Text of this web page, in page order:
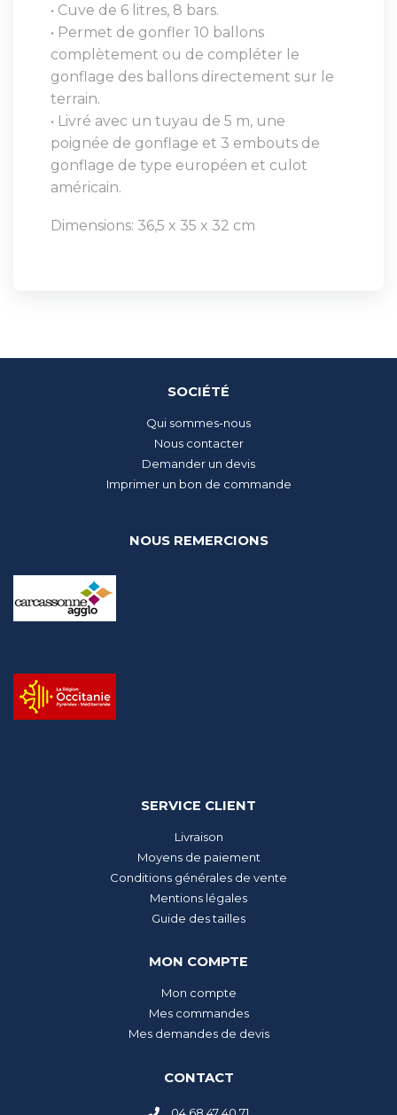
• Cuve de 6 litres, 8 bars.
• Permet de gonfler 10 ballons
complètement ou de compléter le
gonflage des ballons directement sur le
terrain.
• Livré avec un tuyau de 5 m, une
poignée de gonflage et 3 embouts de
gonflage de type européen et culot
américain.
Dimensions: 36,5 x 35 x 32 cm
SOCIÉTÉ
Qui sommes-nous
Nous contacter
Demander un devis
Imprimer un bon de commande
NOUS REMERCIONS
SERVICE CLIENT
Livraison
Moyens de paiement
Conditions générales de vente
Mentions légales
Guide des tailles
MON COMPTE
Mon compte
Mes commandes
Mes demandes de devis
CONTACT